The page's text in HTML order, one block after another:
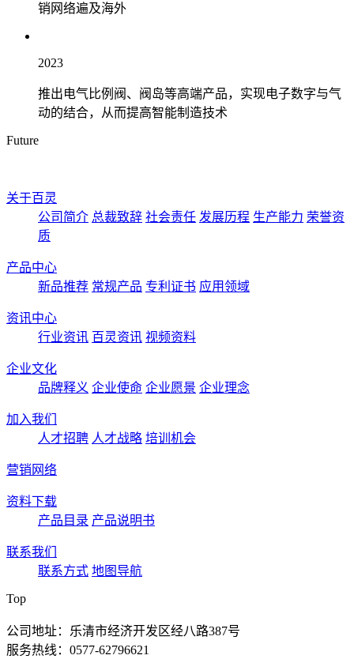
销网络遍及海外
2023
推出电气比例阀、阀岛等高端产品，实现电子数字与气
动的结合，从而提高智能制造技术
Future
关于百灵
公司简介 总裁致辞 社会责任 发展历程 生产能力 荣誉资
质
产品中心
新品推荐 常规产品 专利证书 应用领域
资讯中心
行业资讯 百灵资讯 视频资料
企业文化
品牌释义 企业使命 企业愿景 企业理念
加入我们
人才招聘 人才战略 培训机会
营销网络
资料下载
产品目录 产品说明书
联系我们
联系方式 地图导航
Top
公司地址：乐清市经济开发区经八路387号
服务热线：0577-62796621